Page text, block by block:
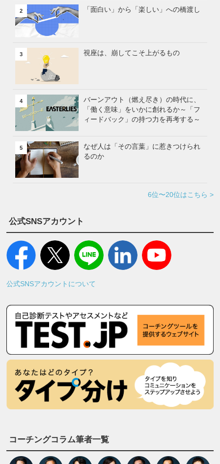
2 「面白い」から「楽しい」への橋渡し
3 視座は、崩してこそ上がるもの
4
バーンアウト（燃え尽き）の時代に、
「働く意味」をいかに創れるか～「フ
ィードバック」の持つ力を再考する～
5
なぜ人は「その言葉」に惹きつけられ
るのか
6位〜20位はこちら >
公式SNSアカウント
公式SNSアカウントについて
コーチングコラム筆者一覧